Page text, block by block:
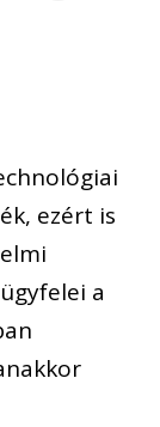
ezért is
a